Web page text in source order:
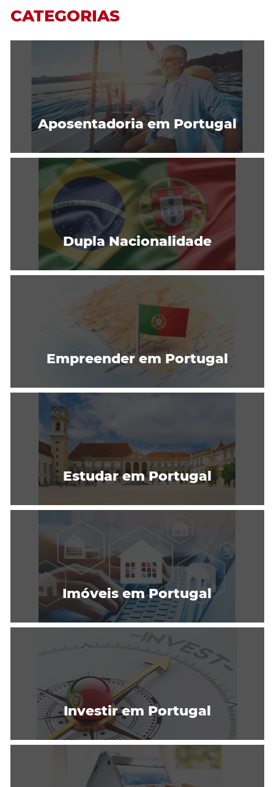
CATEGORIAS
Aposentadoria em Portugal
Dupla Nacionalidade
Empreender em Portugal
Estudar em Portugal
Imóveis em Portugal
Investir em Portugal